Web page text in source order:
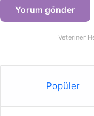
Veteriner
Popüler